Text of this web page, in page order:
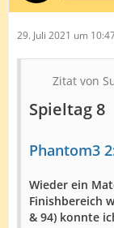
29. Juli 2021 um
Zitat von
Spieltag 8
Phantom3
Wieder ein
Finishbereich
& 94) konnte